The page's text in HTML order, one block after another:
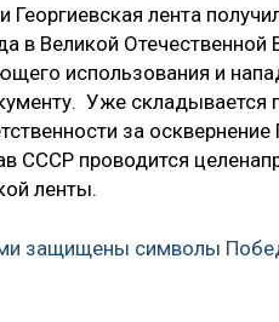
лента
в Великой
использования и
Уже складывается
за
СССР проводится
ленты.
защищены символы